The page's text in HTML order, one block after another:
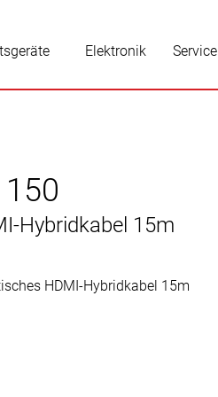
Elektronik Service
Hybridkabel 15m